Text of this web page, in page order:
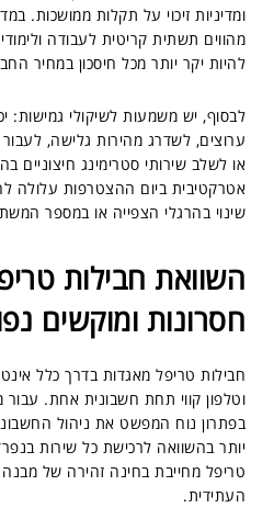
ומדיניות זיכוי על תקלות ממושכות.
מהווים תשתית קריטית לעבודה
להיות יקר יותר מכל חיסכון במחיר
לבסוף, יש משמעות לשיקולי גמישות:
ערוצים, לשדרג מהירות גלישה, לעבור
או לשלב שירותי סטרימינג חיצוניים
אטרקטיבית ביום ההצטרפות עלולה
שינוי בהרגלי הצפייה או במספר
השוואת חבילות
חסרונות ומוקשים
חבילות טריפל מאגדות בדרך כלל
וטלפון קווי תחת חשבונית אחת. עבור
בפתרון נוח המפשט את ניהול
יותר בהשוואה לרכישת כל שירות
טריפל מחייבת בחינה זהירה של
העתידית.